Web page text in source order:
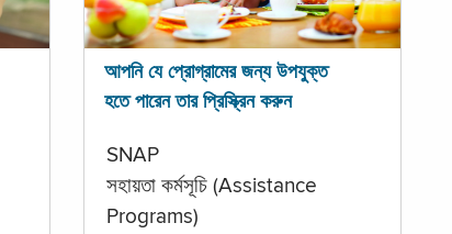
আপনি যে প্রোগ্রামের জন্য উপযুক্ত
হতে পারেন তার প্রিস্ক্রিন করুন
SNAP
সহায়তা কর্মসূচি (Assistance
Programs)